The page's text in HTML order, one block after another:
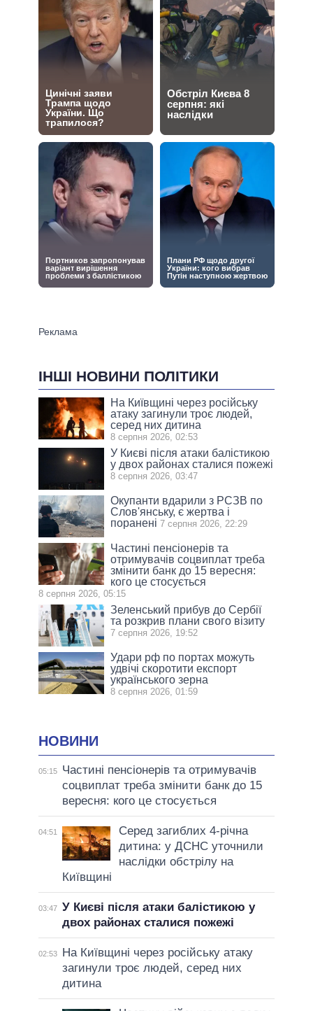
ІНШІ НОВИНИ ПОЛІТИКИ
На Київщині через російську
атаку загинули троє людей,
серед них дитина
8 серпня 2026, 02:53
У Києві після атаки балістикою
у двох районах сталися пожежі
8 серпня 2026, 03:47
Окупанти вдарили з РСЗВ по
Слов'янську, є жертва і
поранені 7 серпня 2026, 22:29
Частині пенсіонерів та
отримувачів соцвиплат треба
змінити банк до 15 вересня:
кого це стосується
8 серпня 2026, 05:15
Зеленський прибув до Сербії
та розкрив плани свого візиту
7 серпня 2026, 19:52
Удари рф по портах можуть
удвічі скоротити експорт
українського зерна
8 серпня 2026, 01:59
НОВИНИ
05:15
Частині пенсіонерів та отримувачів
соцвиплат треба змінити банк до 15
вересня: кого це стосується
04:51
Серед загиблих 4-річна
дитина: у ДСНС уточнили
наслідки обстрілу на
Київщині
03:47 У Києві після атаки балістикою у
двох районах сталися пожежі
02:53
На Київщині через російську атаку
загинули троє людей, серед них
дитина